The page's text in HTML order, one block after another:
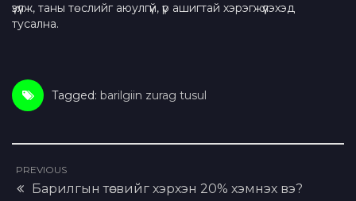
үзүүлж, таны төслийг аюулгүй, үр ашигтай хэрэгжүүлэхэд
тусална.
Tagged: barilgiin zurag tusul
PREVIOUS
Барилгын төсвийг хэрхэн 20% хэмнэх вэ?